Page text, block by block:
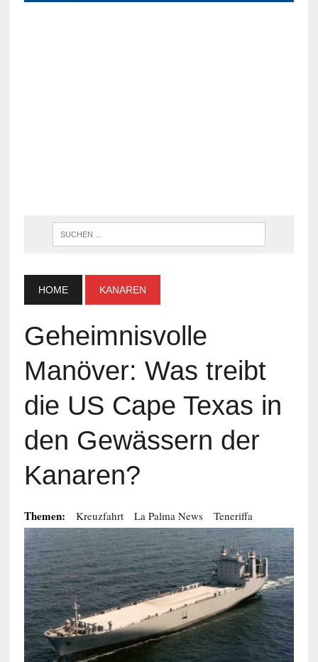
HOME KANAREN
Geheimnisvolle
Manöver: Was treibt
die US Cape Texas in
den Gewässern der
Kanaren?
Themen: Kreuzfahrt La Palma News Teneriffa